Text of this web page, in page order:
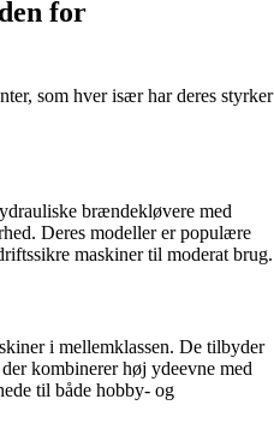
for
som hver især har deres styrker
brændekløvere med
Deres modeller er populære
maskiner til moderat brug.
i mellemklassen. De tilbyder
kombinerer høj ydeevne med
til både hobby- og